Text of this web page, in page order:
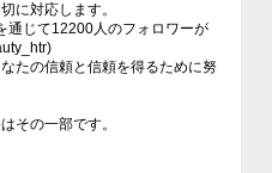
に対応します。
通じて12200人のフォロワーが
たの信頼と信頼を得るために努
その一部です。